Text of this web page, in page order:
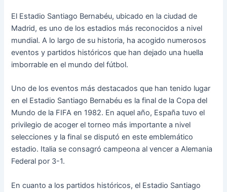
El Estadio Santiago Bernabéu, ubicado en la ciudad de
Madrid, es uno de los estadios más reconocidos a nivel
mundial. A lo largo de su historia, ha acogido numerosos
eventos y partidos históricos que han dejado una huella
imborrable en el mundo del fútbol.
Uno de los eventos más destacados que han tenido lugar
en el Estadio Santiago Bernabéu es la final de la Copa del
Mundo de la FIFA en 1982. En aquel año, España tuvo el
privilegio de acoger el torneo más importante a nivel
selecciones y la final se disputó en este emblemático
estadio. Italia se consagró campeona al vencer a Alemania
Federal por 3-1.
En cuanto a los partidos históricos, el Estadio Santiago